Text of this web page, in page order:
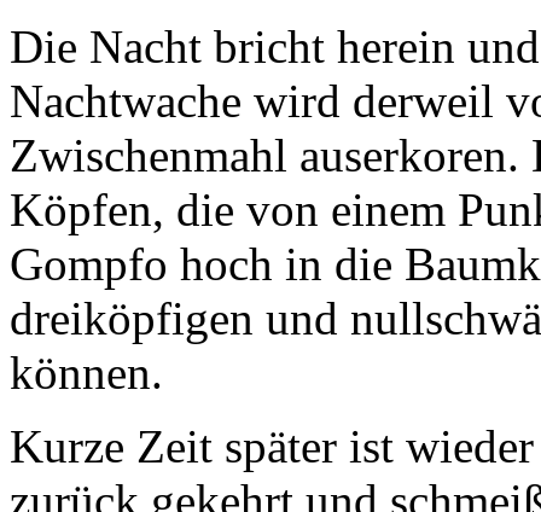
Die Nacht bricht herein
Nachtwache wird derweil
Zwischenmahl
Köpfen, die von einem
Gompfo hoch in die
dreiköpfigen und
können.
Kurze Zeit später ist
zurück gekehrt und